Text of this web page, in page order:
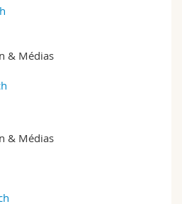
& Médias
& Médias